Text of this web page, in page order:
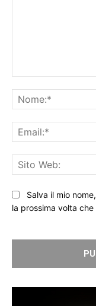
Salva il mio
la prossima volta